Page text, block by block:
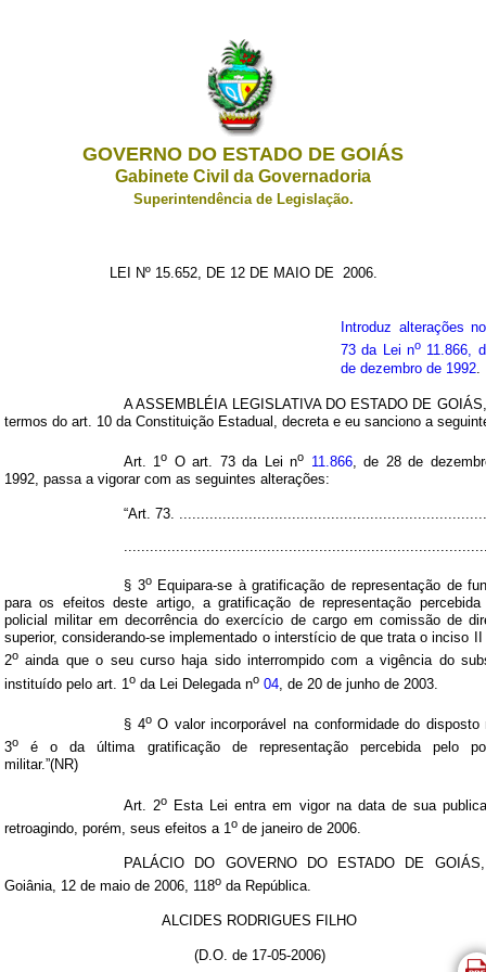
GOVERNO DO ESTADO DE GOIÁS
Gabinete Civil da Governadoria
Superintendência de Legislação.
LEI Nº 15.652, DE 12 DE MAIO DE 2006.
Introduz alterações
73 da Lei no 11.866,
de dezembro de 1992
A ASSEMBLÉIA LEGISLATIVA DO ESTADO DE
termos do art. 10 da Constituição Estadual, decreta e eu sanciono a
Art. 1o O art. 73 da Lei no 11.866, de 28 de
1992, passa a vigorar com as seguintes alterações:
“Art. 73.
§ 3oEquipara-se à gratificação de representação de
para os efeitos deste artigo, a gratificação de representação percebida
policial militar em decorrência do exercício de cargo em comissão de
superior, considerando-se implementado o interstício de que trata o inciso II
2o ainda que o seu curso haja sido interrompido com a vigência do
instituído pelo art. 1o da Lei Delegada no 04 , de 20 de junho de 2003.
§ 4oO valor incorporável na conformidade do disposto
3o
é o da última gratificação de representação percebida pelo
militar.”(NR)
Art. 2o Esta Lei entra em vigor na data de sua
retroagindo, porém, seus efeitos a 1 o de janeiro de 2006.
PALÁCIO DO GOVERNO DO ESTADO DE
Goiânia, 12 de maio de 2006, 118o da República.
ALCIDES RODRIGUES FILHO
(D.O. de 17-05-2006)